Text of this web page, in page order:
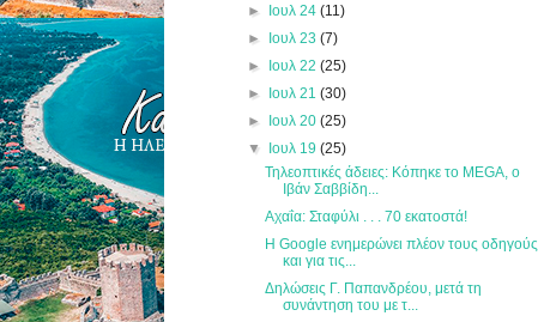
► Ιουλ 24 (11)
► Ιουλ 23 (7)
► Ιουλ 22 (25)
► Ιουλ 21 (30)
► Ιουλ 20 (25)
▼ Ιουλ 19 (25)
Τηλεοπτικές άδειες: Κόπηκε το MEGA, ο
Ιβάν Σαββίδη...
Αχαΐα: Σταφύλι . . . 70 εκατοστά!
Η Google ενημερώνει πλέον τους οδηγούς
και για τις...
Δηλώσεις Γ. Παπανδρέου, μετά τη
συνάντηση του με τ...